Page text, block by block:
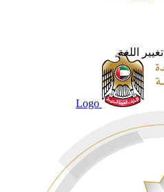
تغيير اللغة
Logo